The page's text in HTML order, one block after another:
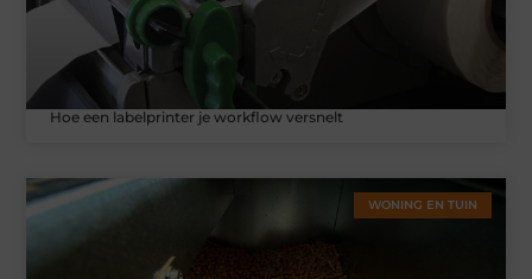
Hoe een labelprinter je workflow versnelt
WONING EN TUIN